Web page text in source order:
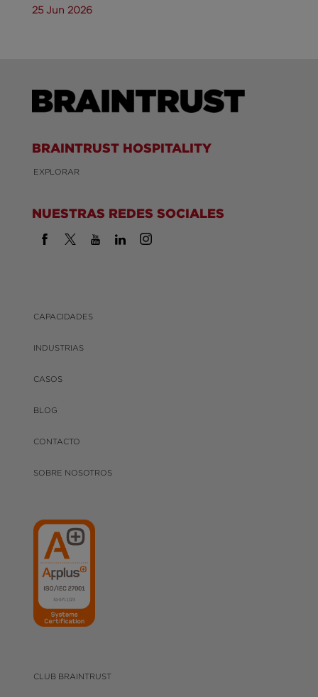
25 Jun 2026
BRAINTRUST HOSPITALITY
EXPLORAR
NUESTRAS REDES SOCIALES
CAPACIDADES
INDUSTRIAS
CASOS
BLOG
CONTACTO
SOBRE NOSOTROS
CLUB BRAINTRUST